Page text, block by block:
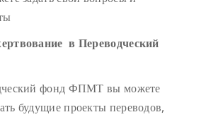
в Переводческий
фонд ФПМТ вы можете
будущие проекты переводов,